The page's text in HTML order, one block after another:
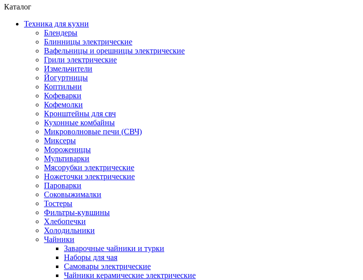
Каталог
Техника для кухни
Блендеры
Блинницы электрические
Вафельницы и орешницы электрические
Грили электрические
Измельчители
Йогуртницы
Коптильни
Кофеварки
Кофемолки
Кронштейны для свч
Кухонные комбайны
Микроволновые печи (СВЧ)
Миксеры
Мороженицы
Мультиварки
Мясорубки электрические
Ножеточки электрические
Пароварки
Соковыжималки
Тостеры
Фильтры-кувшины
Хлебопечки
Холодильники
Чайники
Заварочные чайники и турки
Наборы для чая
Самовары электрические
Чайники керамические электрические